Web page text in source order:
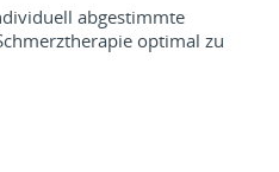
abgestimmte
optimal zu